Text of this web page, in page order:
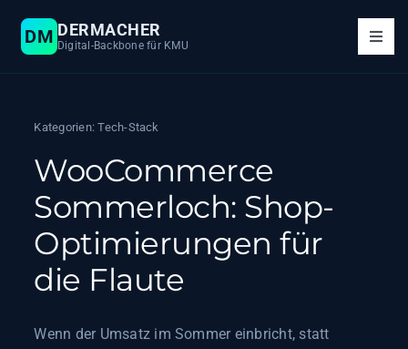
Inhalt
springen
DM DERMACHER
Digital-Backbone für KMU
System & KI
Tech-Stack
Über mich
Projekt anfragen
Kategorien:Tech-Stack
WooCommerce
Sommerloch: Shop-
Optimierungen für
die Flaute
Wenn der Umsatz im Sommer einbricht, statt